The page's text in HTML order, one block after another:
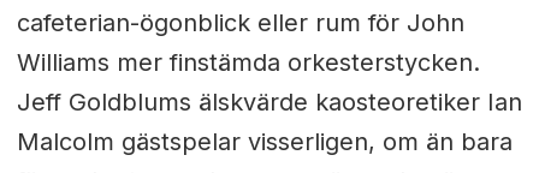
cafeterian-ögonblick eller rum för John
Williams mer finstämda orkesterstycken.
Jeff Goldblums älskvärde kaosteoretiker Ian
Malcolm gästspelar visserligen, om än bara